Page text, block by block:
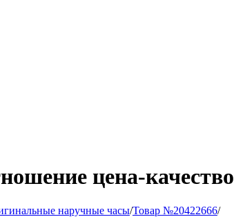
цена-качество
наручные часы/Товар №20422666/